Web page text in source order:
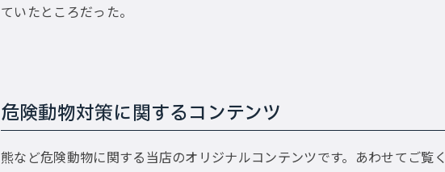
ていたところだった。
危険動物対策に関するコンテンツ
熊など危険動物に関する当店のオリジナルコンテンツです。あわせてご覧く